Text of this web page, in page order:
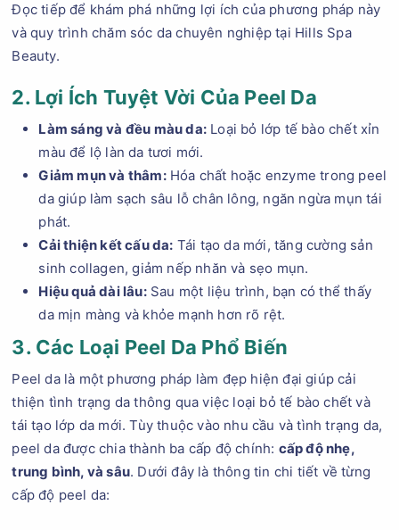
Đọc tiếp để khám phá những lợi ích của phương pháp này
và quy trình chăm sóc da chuyên nghiệp tại Hills Spa
Beauty.
2. Lợi Ích Tuyệt Vời Của Peel Da
Làm sáng và đều màu da: Loại bỏ lớp tế bào chết xỉn
màu để lộ làn da tươi mới.
Giảm mụn và thâm:Hóa chất hoặc enzyme trong peel
da giúp làm sạch sâu lỗ chân lông, ngăn ngừa mụn tái
phát.
Cải thiện kết cấu da: Tái tạo da mới, tăng cường sản
sinh collagen, giảm nếp nhăn và sẹo mụn.
Hiệu quả dài lâu:Sau một liệu trình, bạn có thể thấy
da mịn màng và khỏe mạnh hơn rõ rệt.
3. Các Loại Peel Da Phổ Biến
Peel da là một phương pháp làm đẹp hiện đại giúp cải
thiện tình trạng da thông qua việc loại bỏ tế bào chết và
tái tạo lớp da mới. Tùy thuộc vào nhu cầu và tình trạng da,
peel da được chia thành ba cấp độ chính: cấp độ nhẹ,
trung bình, và sâu. Dưới đây là thông tin chi tiết về từng
cấp độ peel da: